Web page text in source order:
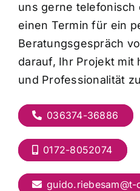
uns gerne telefonisch
einen Termin für ein
Beratungsgespräch
darauf, Ihr Projekt mit
und Professionalität
036374-36886
0172-8052074
guido.riebesam@t-